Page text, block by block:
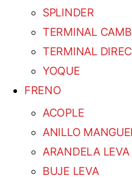
SPLINDER
TERMINAL
TERMINAL
YOQUE
FRENO
ACOPLE
ANILLO
ARANDELA LEVA
BUJE LEVA